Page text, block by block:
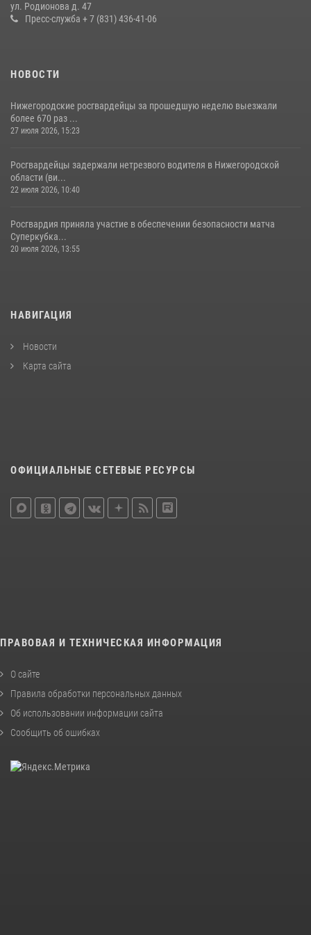
ул. Родионова д. 47
Пресс-служба + 7 (831) 436-41-06
НОВОСТИ
Нижегородские росгвардейцы за прошедшую неделю выезжали
более 670 раз ...
27 июля 2026, 15:23
Росгвардейцы задержали нетрезвого водителя в Нижегородской
области (ви...
22 июля 2026, 10:40
Росгвардия приняла участие в обеспечении безопасности матча
Суперкубка...
20 июля 2026, 13:55
НАВИГАЦИЯ
Новости
Карта сайта
ОФИЦИАЛЬНЫЕ СЕТЕВЫЕ РЕСУРСЫ
ПРАВОВАЯ И ТЕХНИЧЕСКАЯ ИНФОРМАЦИЯ
О сайте
Правила обработки персональных данных
Об использовании информации сайта
Сообщить об ошибках